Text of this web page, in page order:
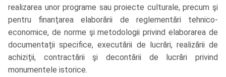
realizarea unor programe sau proiecte culturale, precum şi
pentru finanţarea elaborării de reglementări tehnico-
economice, de norme şi metodologii privind elaborarea de
documentaţii specifice, executării de lucrări, realizării de
achiziţii, contractării şi decontării de lucrări privind
monumentele istorice.